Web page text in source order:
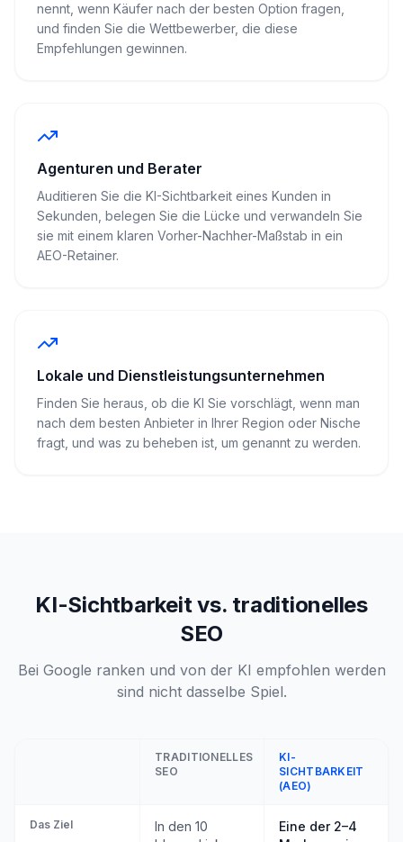
nennt, wenn Käufer nach der besten Option fragen,
und finden Sie die Wettbewerber, die diese
Empfehlungen gewinnen.
Agenturen und Berater
Auditieren Sie die KI-Sichtbarkeit eines Kunden in
Sekunden, belegen Sie die Lücke und verwandeln Sie
sie mit einem klaren Vorher-Nachher-Maßstab in ein
AEO-Retainer.
Lokale und Dienstleistungsunternehmen
Finden Sie heraus, ob die KI Sie vorschlägt, wenn man
nach dem besten Anbieter in Ihrer Region oder Nische
fragt, und was zu beheben ist, um genannt zu werden.
KI-Sichtbarkeit vs. traditionelles
SEO
Bei Google ranken und von der KI empfohlen werden
sind nicht dasselbe Spiel.
TRADITIONELLES
SEO
KI-
SICHTBARKEIT
(AEO)
Das Ziel
In den 10
Eine der 2–4